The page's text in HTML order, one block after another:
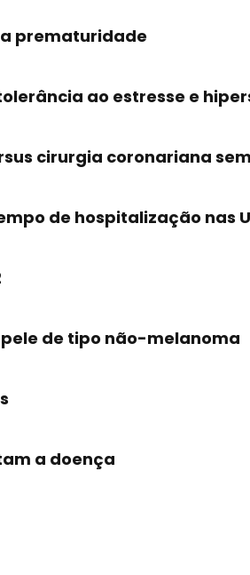
prematuridade
ao estresse e
cirurgia coronariana sem
de hospitalização nas
de tipo não-melanoma
a doença